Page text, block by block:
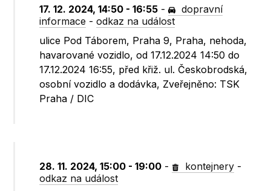
17. 12. 2024, 14:50 - 16:55 -
dopravní
informace -odkaz na událost
ulice Pod Táborem, Praha 9, Praha, nehoda,
havarované vozidlo, od 17.12.2024 14:50 do
17.12.2024 16:55, před křiž. ul. Českobrodská,
osobní vozidlo a dodávka, Zveřejněno: TSK
Praha / DIC
28. 11. 2024, 15:00 - 19:00 - kontejnery -
odkaz na událost